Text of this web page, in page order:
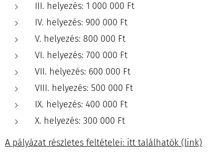
III. helyezés: 1 000 000 Ft
IV. helyezés: 900 000 Ft
V. helyezés: 800 000 Ft
VI. helyezés: 700 000 Ft
VII. helyezés: 600 000 Ft
VIII. helyezés: 500 000 Ft
IX. helyezés: 400 000 Ft
X. helyezés: 300 000 Ft
A pályázat részletes feltételei: itt találhatók (link)